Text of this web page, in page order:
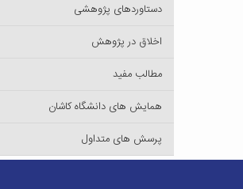
دستاوردهای پژوهشی
اخلاق در پژوهش
مطالب مفید
همایش های دانشگاه کاشان
پرسش های متداول